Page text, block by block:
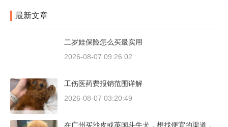
最新文章
二岁娃保险怎么买最实用
2026-08-07 09:26:02
工伤医药费报销范围详解
2026-08-07 03:20:49
在广州买沙皮或英国斗牛犬，想找便宜的渠道，